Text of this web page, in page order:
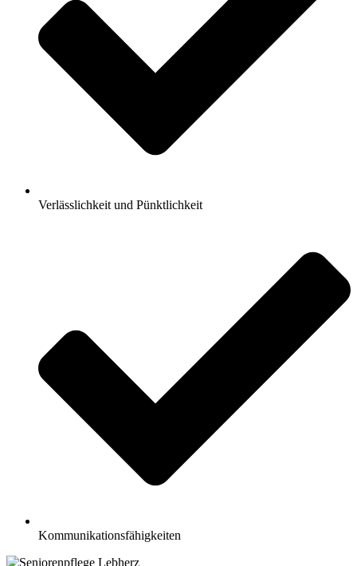
Verlässlichkeit und Pünktlichkeit
Kommunikationsfähigkeiten